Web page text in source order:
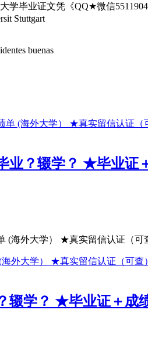
学毕业证文凭《QQ★微信
Stuttgart
业？辍学？ ★毕业
(海外大学） ★真实留信认证（可
辍学？ ★毕业证＋成